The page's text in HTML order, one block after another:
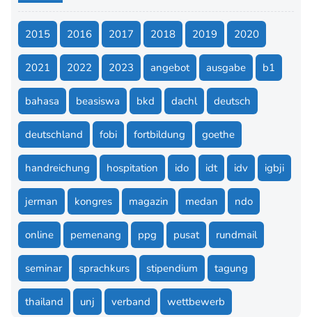
2015 2016 2017 2018 2019 2020
2021 2022 2023 angebot ausgabe b1
bahasa beasiswa bkd dachl deutsch
deutschland fobi fortbildung goethe
handreichung hospitation ido idt idv igbji
jerman kongres magazin medan ndo
online pemenang ppg pusat rundmail
seminar sprachkurs stipendium tagung
thailand unj verband wettbewerb